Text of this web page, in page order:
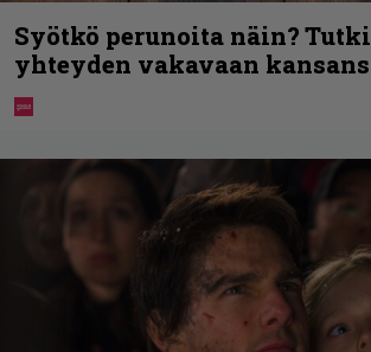
Syötkö perunoita näin?
yhteyden vakavaan